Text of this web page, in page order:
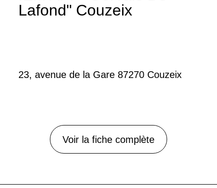
Lafond" Couzeix
23, avenue de la Gare 87270 Couzeix
Voir la fiche complète